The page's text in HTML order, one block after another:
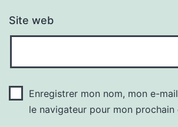
Site web
Enregistrer mon nom, mon e-
le navigateur pour mon prochain